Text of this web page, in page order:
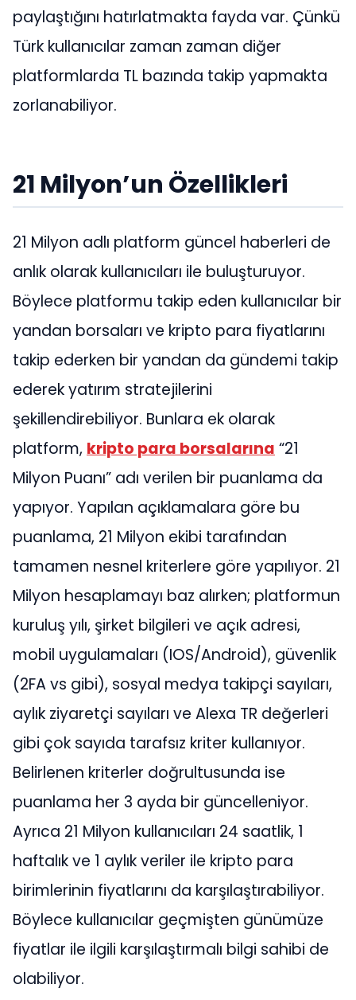
paylaştığını hatırlatmakta fayda var. Çünkü
Türk kullanıcılar zaman zaman diğer
platformlarda TL bazında takip yapmakta
zorlanabiliyor.
21 Milyon’un Özellikleri
21 Milyon adlı platform güncel haberleri de
anlık olarak kullanıcıları ile buluşturuyor.
Böylece platformu takip eden kullanıcılar bir
yandan borsaları ve kripto para fiyatlarını
takip ederken bir yandan da gündemi takip
ederek yatırım stratejilerini
şekillendirebiliyor. Bunlara ek olarak
platform, kripto para borsalarına “21
Milyon Puanı” adı verilen bir puanlama da
yapıyor. Yapılan açıklamalara göre bu
puanlama, 21 Milyon ekibi tarafından
tamamen nesnel kriterlere göre yapılıyor. 21
Milyon hesaplamayı baz alırken; platformun
kuruluş yılı, şirket bilgileri ve açık adresi,
mobil uygulamaları (IOS/Android), güvenlik
(2FA vs gibi), sosyal medya takipçi sayıları,
aylık ziyaretçi sayıları ve Alexa TR değerleri
gibi çok sayıda tarafsız kriter kullanıyor.
Belirlenen kriterler doğrultusunda ise
puanlama her 3 ayda bir güncelleniyor.
Ayrıca 21 Milyon kullanıcıları 24 saatlik, 1
haftalık ve 1 aylık veriler ile kripto para
birimlerinin fiyatlarını da karşılaştırabiliyor.
Böylece kullanıcılar geçmişten günümüze
fiyatlar ile ilgili karşılaştırmalı bilgi sahibi de
olabiliyor.